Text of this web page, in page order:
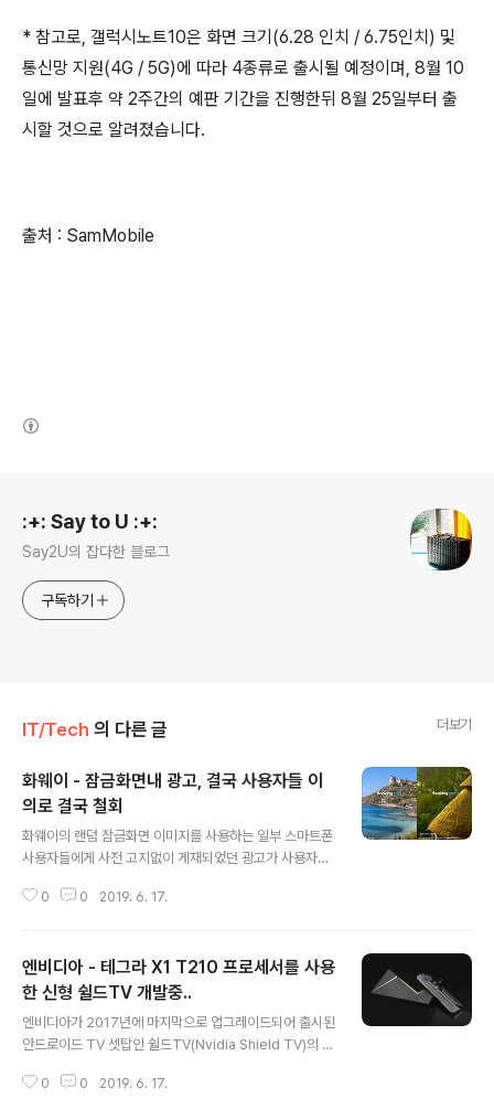
* 참고로, 갤럭시노트10은 화면 크기(6.28 인치 / 6.75인치) 및
통신망 지원(4G / 5G)에 따라 4종류로 출시될 예정이며, 8월 10
일에 발표후 약 2주간의 예판 기간을 진행한뒤 8월 25일부터 출
시할 것으로 알려졌습니다.
출처 : SamMobile
:+: Say to U :+:
Say2U의 잡다한 블로그
구독하기
IT/Tech 의 다른 글 더보기
화웨이 - 잠금화면내 광고, 결국 사용자들 이
의로 결국 철회
화웨이의 랜덤 잠금화면 이미지를 사용하는 일부 스마트폰
사용자들에게 사전 고지없이 게재되었던 광고가 사용자들
네덜란드 , 노르웨이, 독일, 그리고 남아프리카등에 거주하
잠금화면에서 광고를 봐야했으며, 화웨이는 이러한 불만에
대해 광고를 더이상 표시하지 않을 것이라고 전했습니다. *
화웨이 스마트폰에서 실시되는 잠금화면 광고는 서버에서
이미 철회되었으며, 사용자들의 스마트폰에 이미 다운로드
되어 있는 광고 이미지를 제거하기 위해서는 잠금화면내
광고 표시가 될 시 화면에서 스와이프를 통해 도구 모음을
0 0 2019. 6. 17.
엔비디아 - 테그라 X1 T210 프로세서를 사용
한 신형 쉴드TV 개발중..
엔비디아가 2017년에 마지막으로 업그레이드되어 출시된
안드로이드 TV 셋탑인 쉴드TV(Nvidia Shield TV)의 후
었습니다. 구글플레이 개발자 콘솔기기 카탈로그에서 확인
0 0 2019. 6. 17.